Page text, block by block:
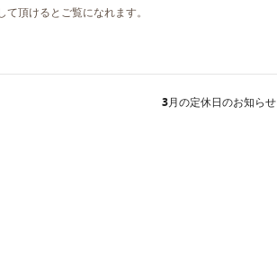
頂けるとご覧になれます。
3月の定休日のお知らせ